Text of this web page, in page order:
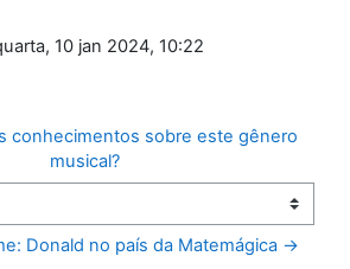
10 jan 2024, 10:22
conhecimentos sobre este gênero
musical?
Donald no país da Matemágica →